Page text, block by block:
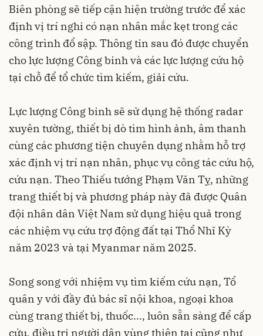
Biên phòng sẽ tiếp cận hiện trường trước để xác
định vị trí nghi có nạn nhân mắc kẹt trong các
công trình đổ sập. Thông tin sau đó được chuyển
cho lực lượng Công binh và các lực lượng cứu hộ
tại chỗ để tổ chức tìm kiếm, giải cứu.
Lực lượng Công binh sẽ sử dụng hệ thống radar
xuyên tường, thiết bị dò tìm hình ảnh, âm thanh
cùng các phương tiện chuyên dụng nhằm hỗ trợ
xác định vị trí nạn nhân, phục vụ công tác cứu hộ,
cứu nạn. Theo Thiếu tướng Phạm Văn Tỵ, những
trang thiết bị và phương pháp này đã được Quân
đội nhân dân Việt Nam sử dụng hiệu quả trong
các nhiệm vụ cứu trợ động đất tại Thổ Nhĩ Kỳ
năm 2023 và tại Myanmar năm 2025.
Song song với nhiệm vụ tìm kiếm cứu nạn, Tổ
quân y với đầy đủ bác sĩ nội khoa, ngoại khoa
cùng trang thiết bị, thuốc..., luôn sẵn sàng để cấp
cứu, điều trị người dân vùng thiên tai cũng như